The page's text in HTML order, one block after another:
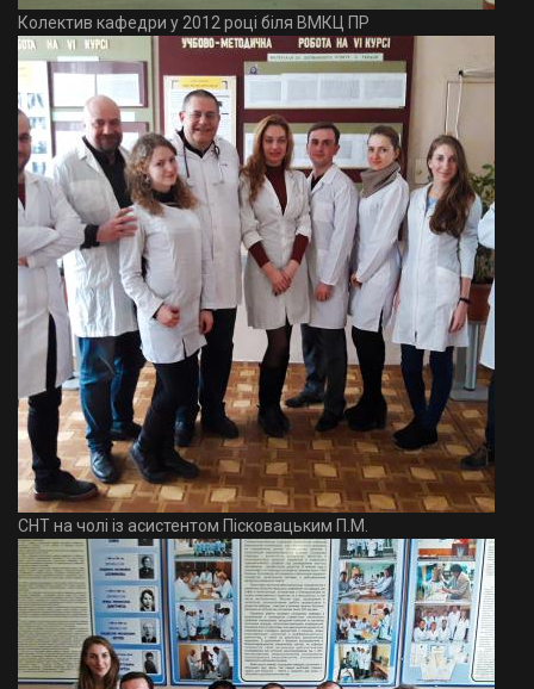
Колектив кафедри у 2012 році біля ВМКЦ ПР
СНТ на чолі із асистентом Пісковацьким П.М.